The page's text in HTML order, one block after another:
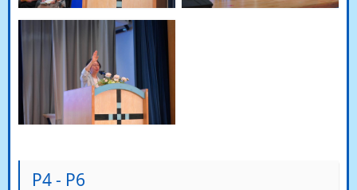
P4 - P6